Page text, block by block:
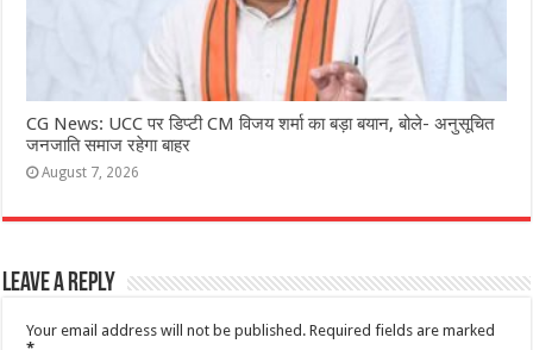
CG News: UCC पर डिप्टी CM विजय शर्मा का बड़ा बयान, बोले- अनुसूचित
जनजाति समाज रहेगा बाहर
August 7, 2026
Leave a Reply
Your email address will not be published. Required fields are marked